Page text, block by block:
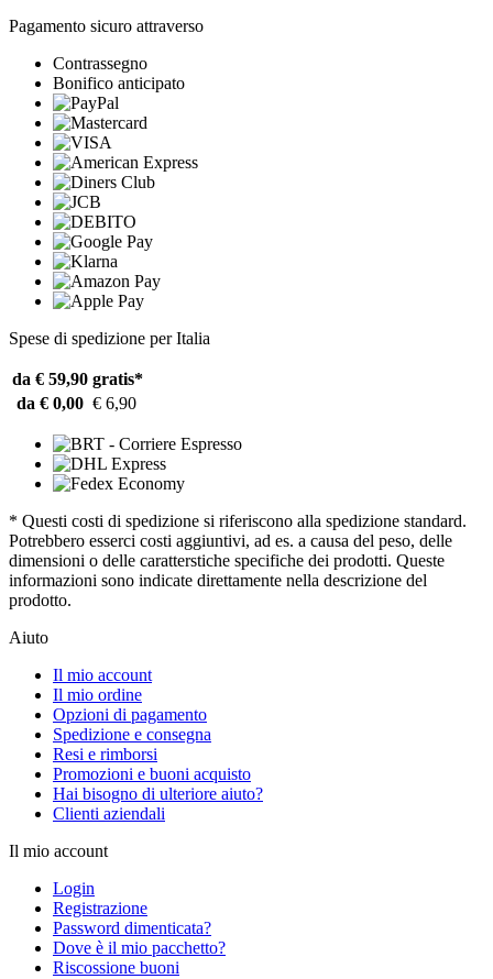
Pagamento sicuro attraverso
Contrassegno
Bonifico anticipato
Spese di spedizione per Italia
da € 59,90 gratis*
da € 0,00 € 6,90
* Questi costi di spedizione si riferiscono alla spedizione standard.
Potrebbero esserci costi aggiuntivi, ad es. a causa del peso, delle
dimensioni o delle caratterstiche specifiche dei prodotti. Queste
informazioni sono indicate direttamente nella descrizione del
prodotto.
Aiuto
Il mio account
Il mio ordine
Opzioni di pagamento
Spedizione e consegna
Resi e rimborsi
Promozioni e buoni acquisto
Hai bisogno di ulteriore aiuto?
Clienti aziendali
Il mio account
Login
Registrazione
Password dimenticata?
Dove è il mio pacchetto?
Riscossione buoni